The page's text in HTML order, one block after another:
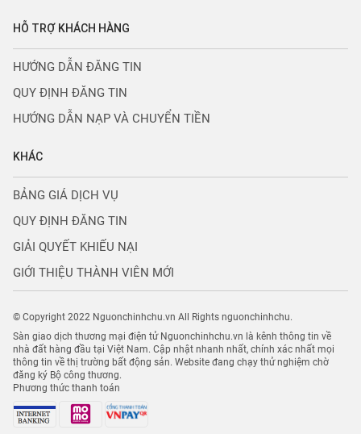
HỖ TRỢ KHÁCH HÀNG
HƯỚNG DẪN ĐĂNG TIN
QUY ĐỊNH ĐĂNG TIN
HƯỚNG DẪN NẠP VÀ CHUYỂN TIỀN
KHÁC
BẢNG GIÁ DỊCH VỤ
QUY ĐỊNH ĐĂNG TIN
GIẢI QUYẾT KHIẾU NẠI
GIỚI THIỆU THÀNH VIÊN MỚI
© Copyright 2022 Nguonchinhchu.vn All Rights nguonchinhchu.
Sàn giao dịch thương mại điện tử Nguonchinhchu.vn là kênh thông tin về
nhà đất hàng đầu tại Việt Nam. Cập nhật nhanh nhất, chính xác nhất mọi
thông tin về thị trường bất động sản. Website đang chạy thử nghiệm chờ
đăng ký Bộ công thương.
Phương thức thanh toán